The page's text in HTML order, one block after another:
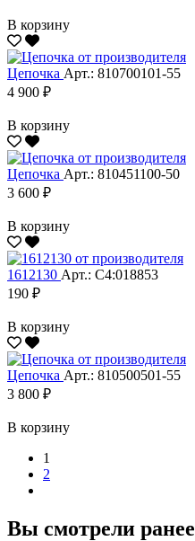
В корзину
Цепочка Арт.: 810700101-55
4 900 ₽
В корзину
Цепочка Арт.: 810451100-50
3 600 ₽
В корзину
1612130 Арт.: С4:018853
190 ₽
В корзину
Цепочка Арт.: 810500501-55
3 800 ₽
В корзину
1
2
Вы смотрели ранее